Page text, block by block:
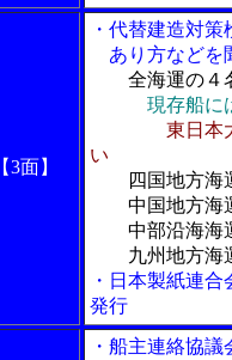
【3面】
・代替建造対
あり方などを
全海運の４
現存船に
東日本
い
四国地方
中国地方海
中部沿海海
九州地方海
・日本製紙連
発行
・船主連絡協